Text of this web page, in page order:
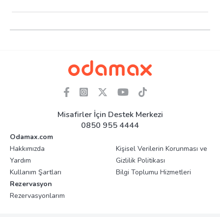
Misafirler İçin Destek Merkezi
0850 955 4444
Odamax.com
Hakkımızda
Yardım
Kullanım Şartları
Kişisel Verilerin Korunması ve
Gizlilik Politikası
Bilgi Toplumu Hizmetleri
Rezervasyon
Rezervasyonlarım